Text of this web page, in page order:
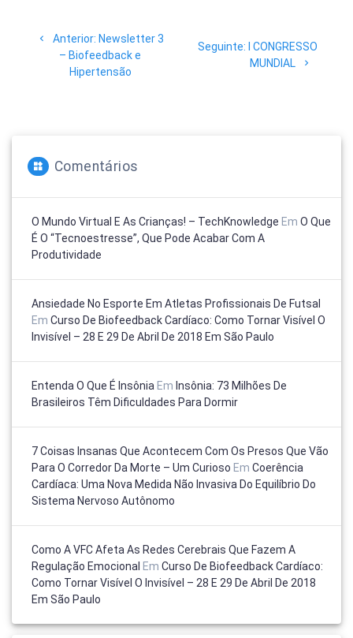
Anterior: Post
anterior:
Newsletter 3
– Biofeedback e
Hipertensão
Seguinte: Post
seguinte:
I CONGRESSO
MUNDIAL
Comentários
O Mundo Virtual E As Crianças! – TechKnowledge Em O Que
É O “tecnoestresse”, Que Pode Acabar Com A
Produtividade
Ansiedade No Esporte Em Atletas Profissionais De Futsal
Em Curso De Biofeedback Cardíaco: Como Tornar Visível O
Invisível – 28 E 29 De Abril De 2018 Em São Paulo
Entenda O Que É Insônia Em Insônia: 73 Milhões De
Brasileiros Têm Dificuldades Para Dormir
7 Coisas Insanas Que Acontecem Com Os Presos Que Vão
Para O Corredor Da Morte – Um Curioso Em Coerência
Cardíaca: Uma Nova Medida Não Invasiva Do Equilíbrio Do
Sistema Nervoso Autônomo
Como A VFC Afeta As Redes Cerebrais Que Fazem A
Regulação Emocional Em Curso De Biofeedback Cardíaco:
Como Tornar Visível O Invisível – 28 E 29 De Abril De 2018
Em São Paulo